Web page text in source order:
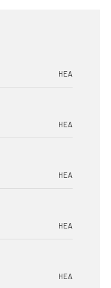
HEA
HEA
HEA
HEA
HEA